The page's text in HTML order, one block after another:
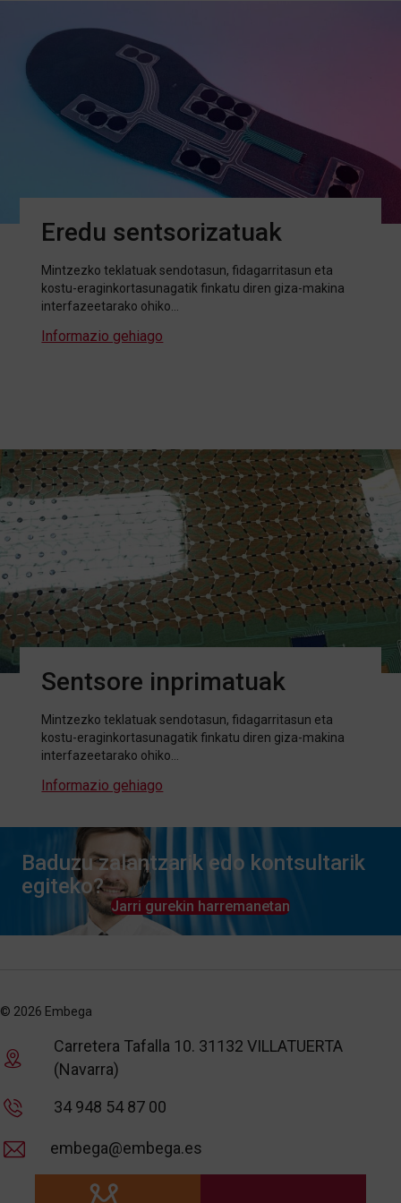
Eredu sentsorizatuak
Mintzezko teklatuak sendotasun, fidagarritasun eta
kostu-eraginkortasunagatik finkatu diren giza-makina
interfazeetarako ohiko…
Informazio gehiago
Sentsore inprimatuak
Mintzezko teklatuak sendotasun, fidagarritasun eta
kostu-eraginkortasunagatik finkatu diren giza-makina
interfazeetarako ohiko…
Informazio gehiago
Baduzu zalantzarik edo kontsultarik
egiteko?
Jarri gurekin harremanetan
© 2026 Embega
Carretera Tafalla 10. 31132 VILLATUERTA
(Navarra)
34 948 54 87 00
embega@embega.es